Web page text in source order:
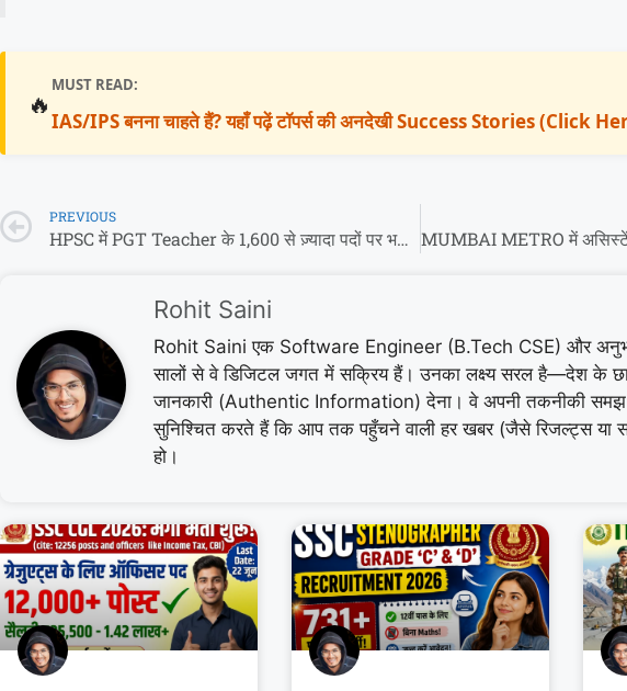
🔥
MUST READ:
IAS/IPS बनना चाहते हैं? यहाँ पढ़ें टॉपर्स की अनदेखी Success Stories (Click
PREVIOUS
HPSC में PGT Teacher के 1,600 से ज़्यादा पदों पर भर्तियां
Rohit Saini
Rohit Saini एक Software Engineer (B.Tech CSE) और
सालों से वे डिजिटल जगत में सक्रिय हैं। उनका लक्ष्य सरल है—देश के
जानकारी (Authentic Information) देना। वे अपनी तकनीकी
सुनिश्चित करते हैं कि आप तक पहुँचने वाली हर खबर (जैसे रिजल्ट्स या
हो।